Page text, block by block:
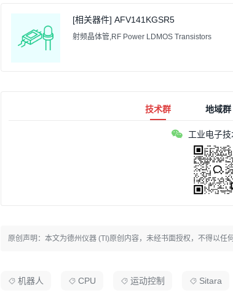
[相关器件] AFV141KGSR5
射频晶体管,RF Power LDMOS Transistors
技术群 地域群
工业电子
原创声明：本文为德州仪器 (TI)原创内容，未经书面授权，不得以任
机器人 CPU 运动控制 Sitara